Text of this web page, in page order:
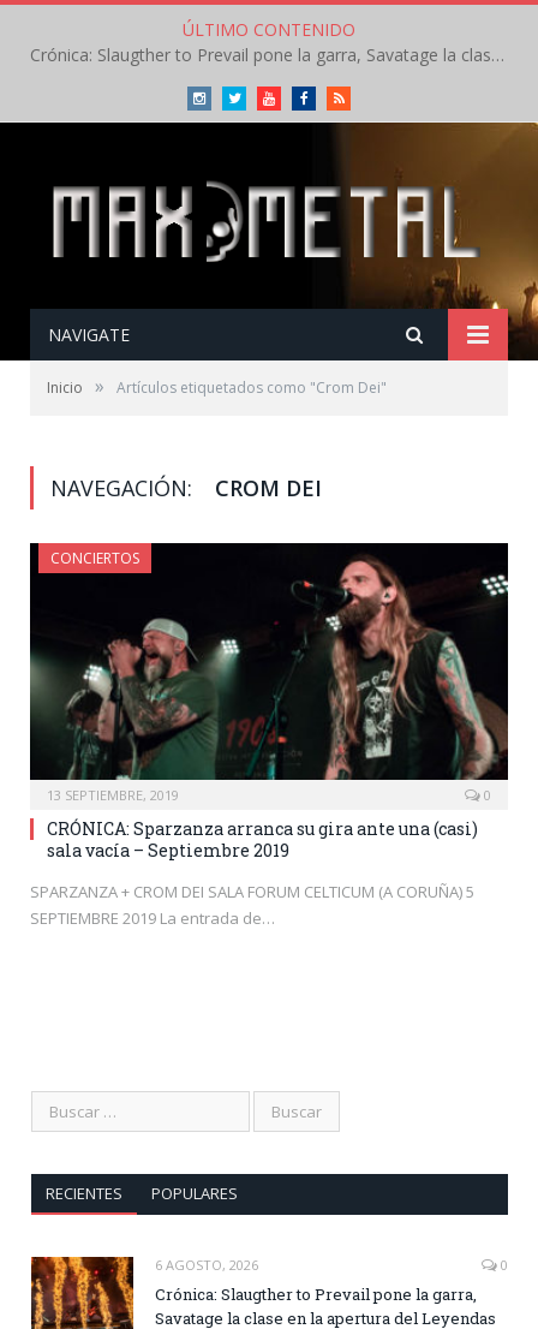
ÚLTIMO CONTENIDO
Crónica: Slaugther to Prevail pone la garra, Savatage la clase en la apertura del Leyendas del Rock – Miércoles – Agosto 2026
InstagramTwitterYoutubeFacebookRSS
NAVIGATE
Inicio » Artículos etiquetados como "Crom Dei"
NAVEGACIÓN: CROM DEI
CONCIERTOS
13 SEPTIEMBRE, 2019 0
CRÓNICA: Sparzanza arranca su gira ante una (casi)
sala vacía – Septiembre 2019
SPARZANZA + CROM DEI SALA FORUM CELTICUM (A CORUÑA) 5
SEPTIEMBRE 2019 La entrada de…
RECIENTES POPULARES
6 AGOSTO, 2026 0
Crónica: Slaugther to Prevail pone la garra,
Savatage la clase en la apertura del Leyendas